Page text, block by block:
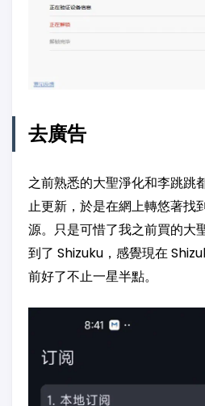
去廣告
之前熟悉的大聖淨化和李跳跳
止更新，於是在網上轉悠著找
源。只是可惜了我之前買的大
到了 Shizuku，感覺現在
前好了不止一星半點。